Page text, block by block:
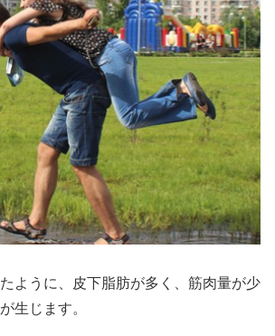
たように、皮下脂肪が多く、筋肉量が少
生じます。